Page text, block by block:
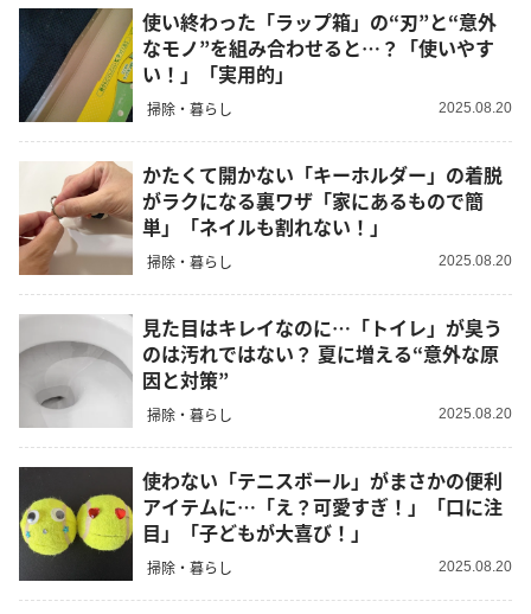
使い終わった「ラップ箱」の“刃”と“意外
なモノ”を組み合わせると…？「使いやす
い！」「実用的」
掃除・暮らし 2025.08.20
かたくて開かない「キーホルダー」の着脱
がラクになる裏ワザ「家にあるもので簡
単」「ネイルも割れない！」
掃除・暮らし 2025.08.20
見た目はキレイなのに…「トイレ」が臭う
のは汚れではない？ 夏に増える“意外な原
因と対策”
掃除・暮らし 2025.08.20
使わない「テニスボール」がまさかの便利
アイテムに…「え？可愛すぎ！」「口に注
目」「子どもが大喜び！」
掃除・暮らし 2025.08.20